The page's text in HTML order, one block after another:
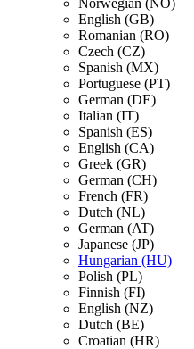
Norwegian (NO)
English (GB)
Romanian (RO)
Czech (CZ)
Spanish (MX)
Portuguese (PT)
German (DE)
Italian (IT)
Spanish (ES)
English (CA)
Greek (GR)
German (CH)
French (FR)
Dutch (NL)
German (AT)
Japanese (JP)
Hungarian (HU)
Polish (PL)
Finnish (FI)
English (NZ)
Dutch (BE)
Croatian (HR)